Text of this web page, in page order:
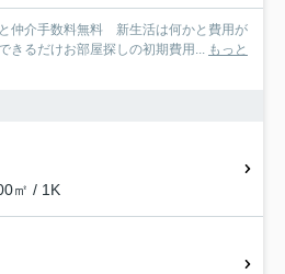
仲介手数料無料 新生活は何かと費用が
きるだけお部屋探しの初期費用... もっと
㎡ / 1K